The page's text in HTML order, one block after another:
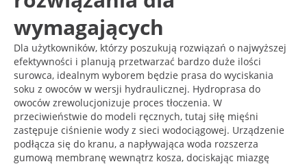
wymagających
Dla użytkowników, którzy poszukują rozwiązań o najwyższej
efektywności i planują przetwarzać bardzo duże ilości
surowca, idealnym wyborem będzie prasa do wyciskania
soku z owoców w wersji hydraulicznej. Hydroprasa do
owoców zrewolucjonizuje proces tłoczenia. W
przeciwieństwie do modeli ręcznych, tutaj siłę mięśni
zastępuje ciśnienie wody z sieci wodociągowej. Urządzenie
podłącza się do kranu, a napływająca woda rozszerza
gumową membranę wewnątrz kosza, dociskając miazgę